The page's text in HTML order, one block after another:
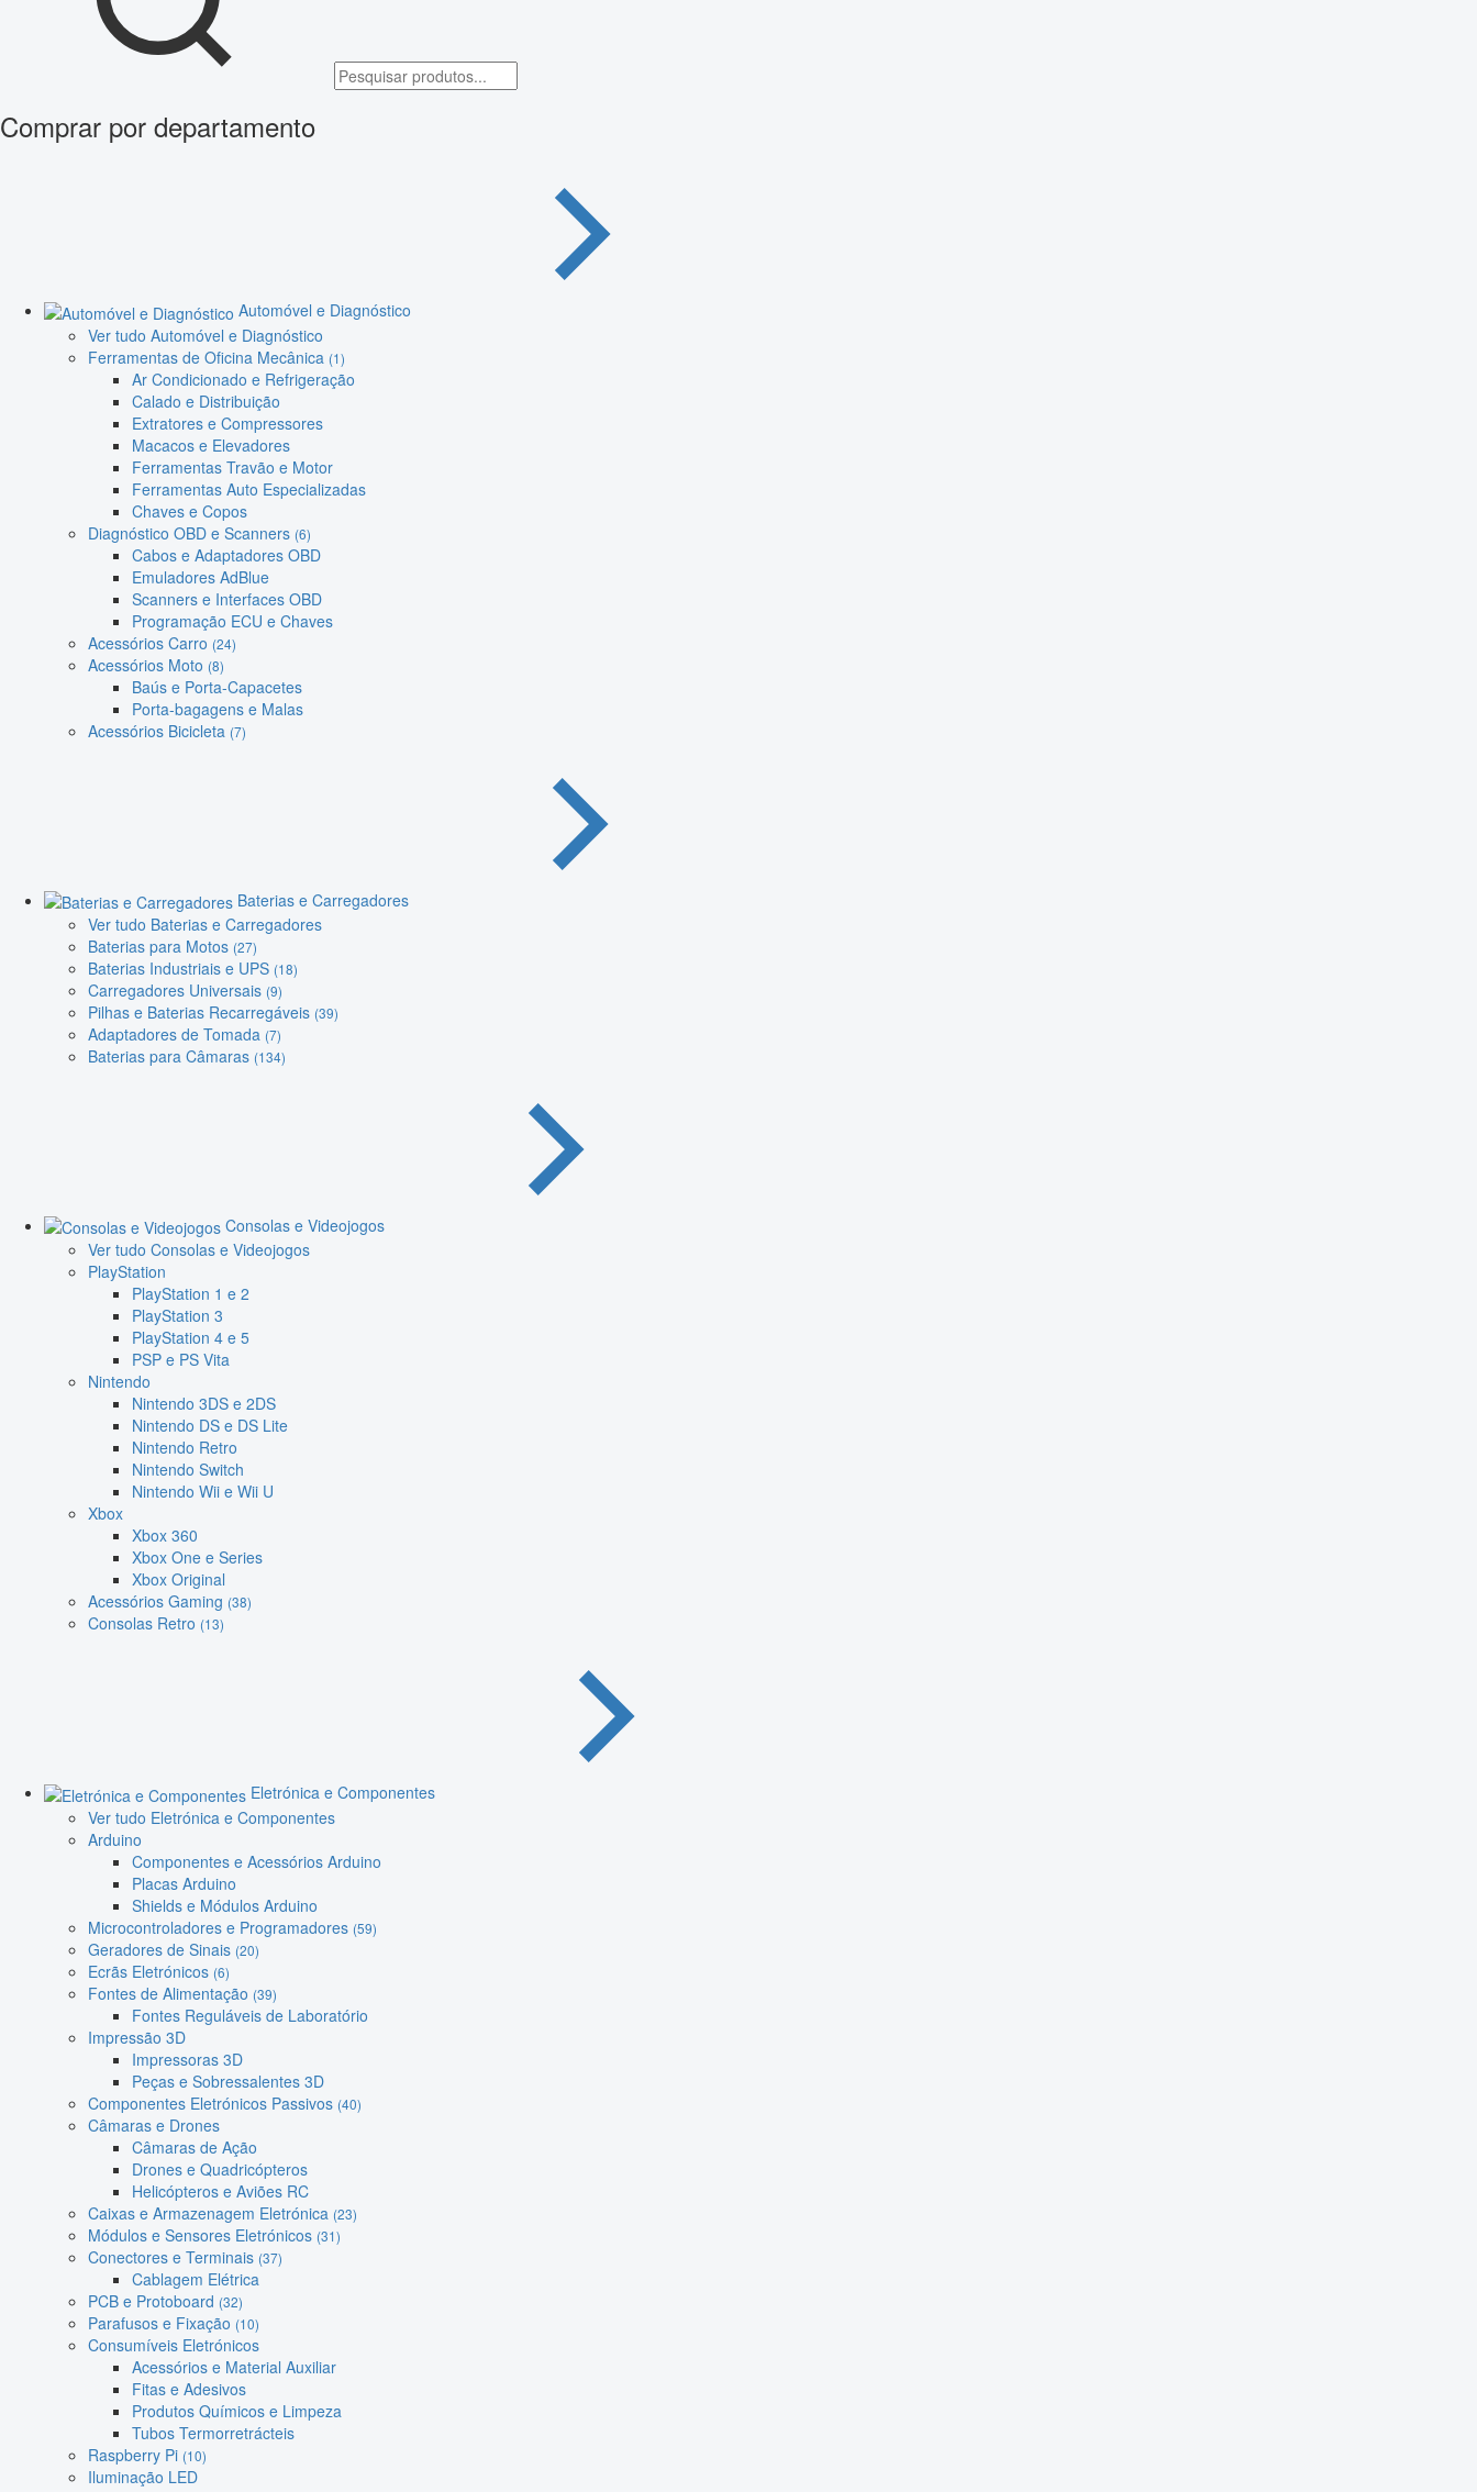
Comprar por departamento
Automóvel e Diagnóstico
Ver tudo Automóvel e Diagnóstico
Ferramentas de Oficina Mecânica (1)
Ar Condicionado e Refrigeração
Calado e Distribuição
Extratores e Compressores
Macacos e Elevadores
Ferramentas Travão e Motor
Ferramentas Auto Especializadas
Chaves e Copos
Diagnóstico OBD e Scanners (6)
Cabos e Adaptadores OBD
Emuladores AdBlue
Scanners e Interfaces OBD
Programação ECU e Chaves
Acessórios Carro (24)
Acessórios Moto (8)
Baús e Porta-Capacetes
Porta-bagagens e Malas
Acessórios Bicicleta (7)
Baterias e Carregadores
Ver tudo Baterias e Carregadores
Baterias para Motos (27)
Baterias Industriais e UPS (18)
Carregadores Universais (9)
Pilhas e Baterias Recarregáveis (39)
Adaptadores de Tomada (7)
Baterias para Câmaras (134)
Consolas e Videojogos
Ver tudo Consolas e Videojogos
PlayStation
PlayStation 1 e 2
PlayStation 3
PlayStation 4 e 5
PSP e PS Vita
Nintendo
Nintendo 3DS e 2DS
Nintendo DS e DS Lite
Nintendo Retro
Nintendo Switch
Nintendo Wii e Wii U
Xbox
Xbox 360
Xbox One e Series
Xbox Original
Acessórios Gaming (38)
Consolas Retro (13)
Eletrónica e Componentes
Ver tudo Eletrónica e Componentes
Arduino
Componentes e Acessórios Arduino
Placas Arduino
Shields e Módulos Arduino
Microcontroladores e Programadores (59)
Geradores de Sinais (20)
Ecrãs Eletrónicos (6)
Fontes de Alimentação (39)
Fontes Reguláveis de Laboratório
Impressão 3D
Impressoras 3D
Peças e Sobressalentes 3D
Componentes Eletrónicos Passivos (40)
Câmaras e Drones
Câmaras de Ação
Drones e Quadricópteros
Helicópteros e Aviões RC
Caixas e Armazenagem Eletrónica (23)
Módulos e Sensores Eletrónicos (31)
Conectores e Terminais (37)
Cablagem Elétrica
PCB e Protoboard (32)
Parafusos e Fixação (10)
Consumíveis Eletrónicos
Acessórios e Material Auxiliar
Fitas e Adesivos
Produtos Químicos e Limpeza
Tubos Termorretrácteis
Raspberry Pi (10)
Iluminação LED